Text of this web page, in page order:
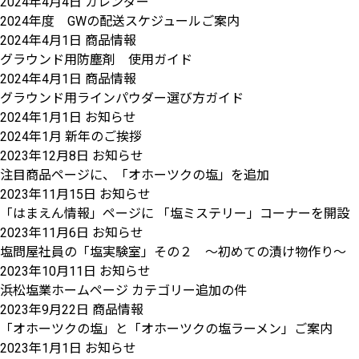
2024年度 GWの配送スケジュールご案内
2024年4月1日 商品情報
グラウンド用防塵剤 使用ガイド
2024年4月1日 商品情報
グラウンド用ラインパウダー選び方ガイド
2024年1月1日 お知らせ
2024年1月 新年のご挨拶
2023年12月8日 お知らせ
注目商品ページに、「オホーツクの塩」を追加
2023年11月15日 お知らせ
「はまえん情報」ページに 「塩ミステリー」コーナーを開設
2023年11月6日 お知らせ
塩問屋社員の「塩実験室」その２ ～初めての漬け物作り～
2023年10月11日 お知らせ
浜松塩業ホームページ カテゴリー追加の件
2023年9月22日 商品情報
「オホーツクの塩」と「オホーツクの塩ラーメン」ご案内
2023年1月1日 お知らせ